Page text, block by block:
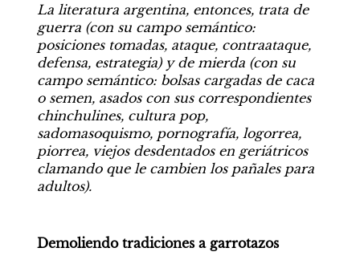
La literatura argentina, entonces, trata de
guerra (con su campo semántico:
posiciones tomadas, ataque, contraataque,
defensa, estrategia) y de mierda (con su
campo semántico: bolsas cargadas de caca
o semen, asados con sus correspondientes
chinchulines, cultura pop,
sadomasoquismo, pornografía, logorrea,
piorrea, viejos desdentados en geriátricos
clamando que le cambien los pañales para
adultos).
Demoliendo tradiciones a garrotazos